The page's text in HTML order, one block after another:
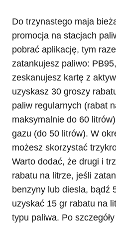
Do trzynastego maja
promocja na stacjach
pobrać aplikację, tym
zatankujesz paliwo:
zeskanujesz kartę z
uzyskasz 30 groszy
paliw regularnych (rabat
maksymalnie do 60
gazu (do 50 litrów). W
możesz skorzystać
Warto dodać, że drugi i
rabatu na litrze, jeśli
benzyny lub diesla, bądź
uzyskać 15 gr rabatu na
typu paliwa. Po